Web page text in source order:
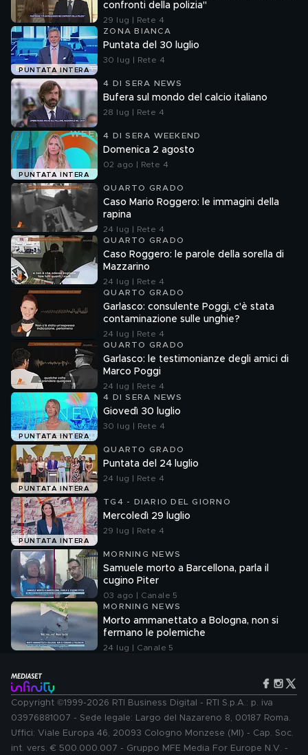
confronti della polizia"
29 lug | Rete 4
PUNTATA INTERA
ZONA BIANCA
Puntata del 30 luglio
30 lug | Rete 4
4 DI SERA NEWS
Bufera sul mondo del calcio italiano
28 lug | Rete 4
PUNTATA INTERA
4 DI SERA WEEKEND
Domenica 2 agosto
02 ago | Rete 4
QUARTO GRADO
Caso Mario Roggero: le immagini della
rapina
24 lug | Rete 4
QUARTO GRADO
Caso Roggero: le parole della sorella di
Mazzarino
24 lug | Rete 4
QUARTO GRADO
Garlasco: consulente Poggi, c'è stata
contaminazione sulle unghie?
24 lug | Rete 4
QUARTO GRADO
Garlasco: le testimonianze degli amici di
Marco Poggi
24 lug | Rete 4
PUNTATA INTERA
4 DI SERA NEWS
Giovedì 30 luglio
30 lug | Rete 4
PUNTATA INTERA
QUARTO GRADO
Puntata del 24 luglio
24 lug | Rete 4
PUNTATA INTERA
TG4 - DIARIO DEL GIORNO
Mercoledì 29 luglio
29 lug | Rete 4
MORNING NEWS
Samuele morto a Barcellona, parla il
cugino Piter
03 ago | Canale 5
MORNING NEWS
Morto ammanettato a Bologna, non si
fermano le polemiche
24 lug | Canale 5
Copyright ©1999-2026 RTI Business Digital - RTI S.p.A.: p. iva
03976881007 - Sede legale: Largo del Nazareno 8, 00187 Roma.
Uffici: Viale Europa 46, 20093 Cologno Monzese (MI) - Cap. Soc.
int. vers. € 500.000.007 - Gruppo MFE Media For Europe N.V. -